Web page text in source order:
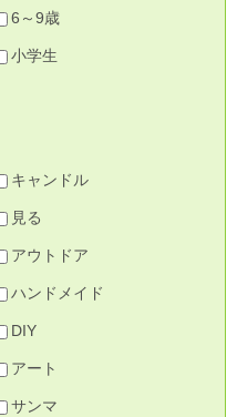
6～9歳
小学生
キャンドル
見る
アウトドア
ハンドメイド
DIY
アート
サンマ